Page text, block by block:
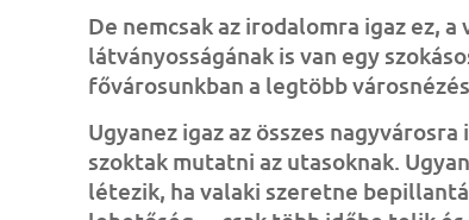
De nemcsak az irodalomra igaz ez,
látványosságának is van egy
fővárosunkban a legtöbb
Ugyanez igaz az összes
szoktak mutatni az utasoknak.
létezik, ha valaki szeretne